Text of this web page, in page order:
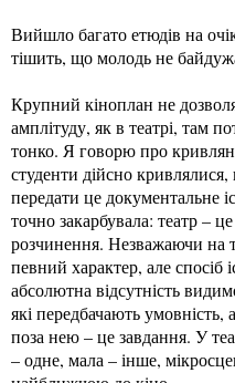
Вийшло багато етюдів на
тішить, що молодь не
Крупний кіноплан не
амплітуду, як в театрі, там
тонко. Я говорю про
студенти дійсно
передати це документальне
точно закарбувала: театр –
розчинення. Незважаючи на
певний характер, але спосіб
абсолютна відсутність
які передбачають умовність,
поза нею – це завдання. У
– одне, мала – інше,